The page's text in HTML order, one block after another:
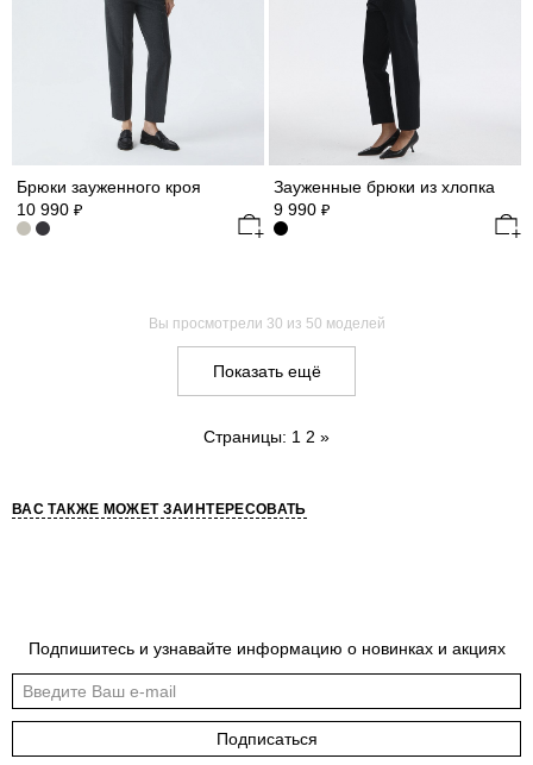
Брюки зауженного кроя
10 990 ₽
Зауженные брюки из хлопка
9 990 ₽
Вы просмотрели 30 из 50 моделей
Показать ещё
Страницы: 1 2 »
ВАС ТАКЖЕ МОЖЕТ ЗАИНТЕРЕСОВАТЬ
Подпишитесь и узнавайте информацию о новинках и акциях
Подписаться